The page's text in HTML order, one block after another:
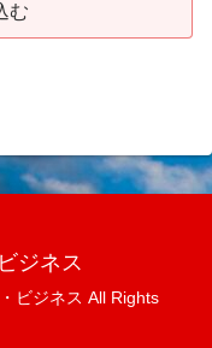
む
ジネス
ビジネス All Rights